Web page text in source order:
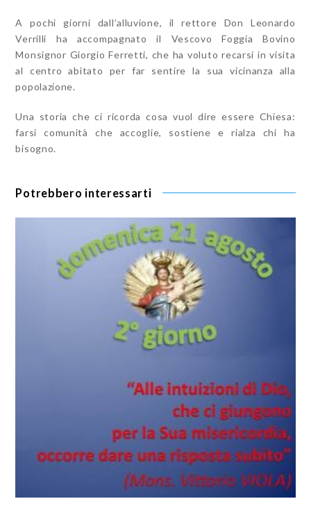
A pochi giorni dall’alluvione, il rettore Don Leonardo
Verrilli ha accompagnato il Vescovo Foggia Bovino
Monsignor Giorgio Ferretti, che ha voluto recarsi in visita
al centro abitato per far sentire la sua vicinanza alla
popolazione.
Una storia che ci ricorda cosa vuol dire essere Chiesa:
farsi comunità che accoglie, sostiene e rialza chi ha
bisogno.
Potrebbero interessarti